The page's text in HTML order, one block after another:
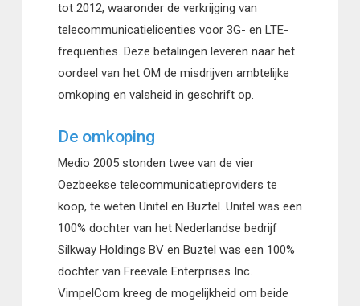
tot 2012, waaronder de verkrijging van
telecommunicatielicenties voor 3G- en LTE-
frequenties. Deze betalingen leveren naar het
oordeel van het OM de misdrijven ambtelijke
omkoping en valsheid in geschrift op.
De omkoping
Medio 2005 stonden twee van de vier
Oezbeekse telecommunicatieproviders te
koop, te weten Unitel en Buztel. Unitel was een
100% dochter van het Nederlandse bedrijf
Silkway Holdings BV en Buztel was een 100%
dochter van Freevale Enterprises Inc.
VimpelCom kreeg de mogelijkheid om beide